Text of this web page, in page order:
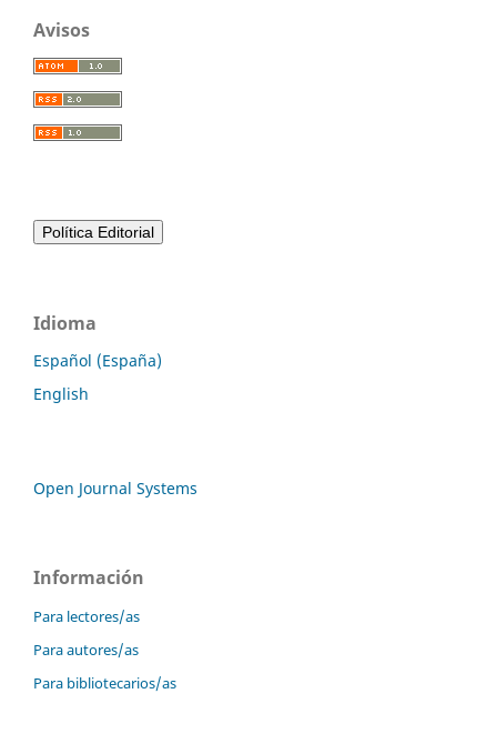
Avisos
Idioma
Español (España)
English
Open Journal Systems
Información
Para lectores/as
Para autores/as
Para bibliotecarios/as